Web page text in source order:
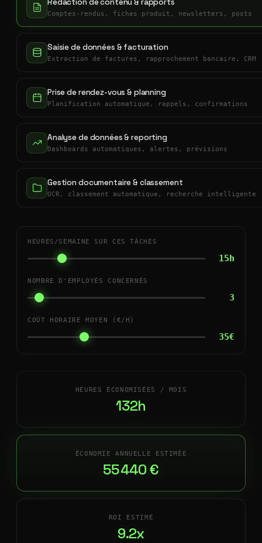
Rédaction de contenu & rapports
Comptes-rendus, fiches produit, newsletters, posts
Saisie de données & facturation
Extraction de factures, rapprochement bancaire, CRM
Prise de rendez-vous & planning
Planification automatique, rappels, confirmations
Analyse de données & reporting
Dashboards automatiques, alertes, prévisions
Gestion documentaire & classement
OCR, classement automatique, recherche intelligente
HEURES/SEMAINE SUR CES TÂCHES
15h
NOMBRE D'EMPLOYÉS CONCERNÉS
3
COÛT HORAIRE MOYEN (€/H)
35€
HEURES ÉCONOMISÉES / MOIS
132h
ÉCONOMIE ANNUELLE ESTIMÉE
55 440 €
ROI ESTIMÉ
9.2x